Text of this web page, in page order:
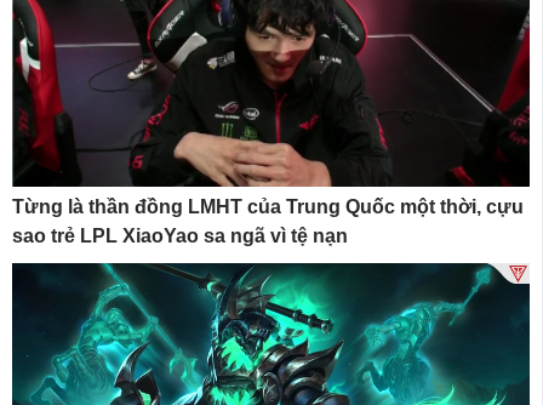
Từng là thần đồng LMHT của Trung Quốc một thời, cựu
sao trẻ LPL XiaoYao sa ngã vì tệ nạn